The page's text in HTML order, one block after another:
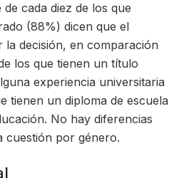
cada diez de los que
(88%) dicen que el
decisión, en comparación
los que tienen un título
experiencia universitaria
tienen un diploma de escuela
No hay diferencias
cuestión por género.